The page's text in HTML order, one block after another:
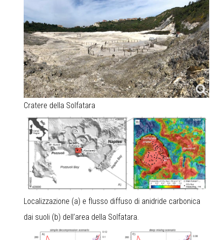
Cratere della Solfatara
Localizzazione (a) e flusso diffuso di anidride carbonica
dai suoli (b) dell’area della Solfatara.